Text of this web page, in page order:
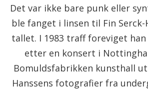
Det var ikke bare punk eller
ble fanget i linsen til Fin Serck-
tallet. I 1983 traff foreviget han
etter en konsert i
Bomuldsfabrikken kunsthall ut
Hanssens fotografier fra